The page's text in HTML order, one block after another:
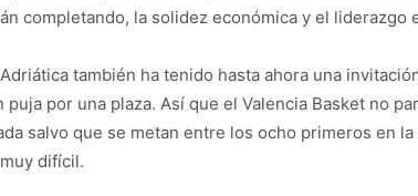
completando, la solidez económica y el liderazgo
también ha tenido hasta ahora una
puja por una plaza. Así que el Valencia Basket no
salvo que se metan entre los ocho primeros en
difícil.